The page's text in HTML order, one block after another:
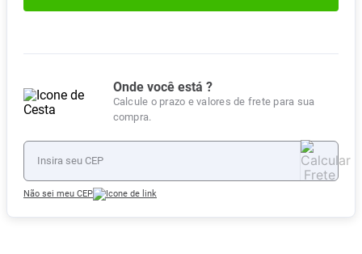
Onde você está ?
Calcule o prazo e valores de frete para sua
compra.
Não sei meu CEP